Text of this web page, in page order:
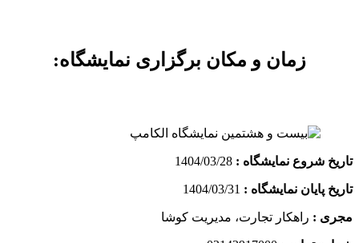
زمان و مکان برگزاری نمایشگاه:
تاریخ شروع نمایشگاه : 1404/03/28
تاریخ پایان نمایشگاه :
مجری : راهکار تجارت، مدیریت کوشا